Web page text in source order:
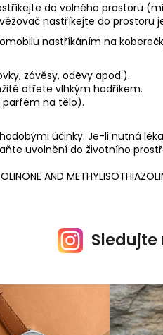
do volného prostoru
nastříkejte do
nastříkáním na
závěsy, oděvy apod.).
otřete vlhkým hadříkem.
parfém na tělo).
účinky. Je-li nutná
uvolnění do životního
AND